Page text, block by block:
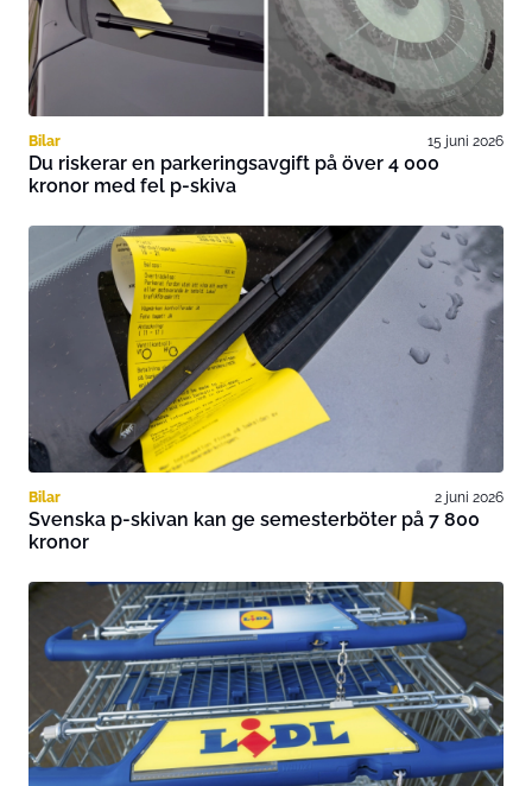
Bilar 15 juni 2026
Du riskerar en parkeringsavgift på över 4 000
kronor med fel p-skiva
Bilar 2 juni 2026
Svenska p-skivan kan ge semesterböter på 7 800
kronor